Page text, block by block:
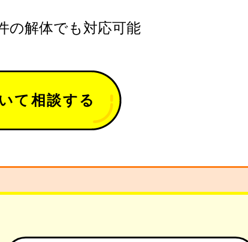
の解体でも対応可能
て相談する